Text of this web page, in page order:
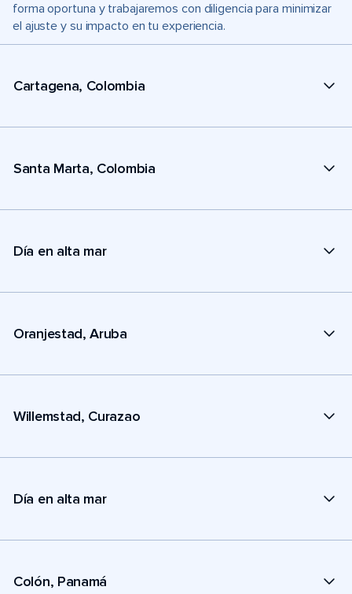
forma oportuna y trabajaremos con diligencia para minimizar
el ajuste y su impacto en tu experiencia.
Cartagena, Colombia
Santa Marta, Colombia
Día en alta mar
Oranjestad, Aruba
Willemstad, Curazao
Día en alta mar
Colón, Panamá